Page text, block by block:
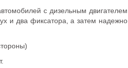
с дизельным двигателем
и два фиксатора, а затем надежно